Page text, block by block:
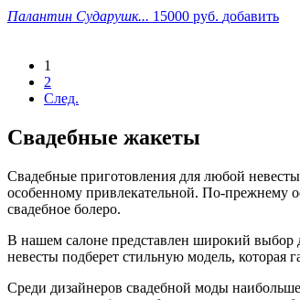
Палантин Сударушк... 15000 руб. добавить
1
2
След.
Свадебные жакеты
Свадебные приготовления для любой
особенному привлекательной. По-прежнему
свадебное болеро.
В нашем салоне представлен широкий выбор
невесты подберет стильную модель, которая
Среди дизайнеров свадебной моды